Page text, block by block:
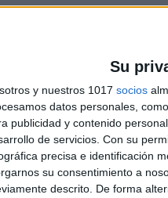
Su
y nuestros 1017 socios
datos personales,
publicidad y contenido
de servicios. Con su
precisa e identificación
su consentimiento a
descrito. De forma